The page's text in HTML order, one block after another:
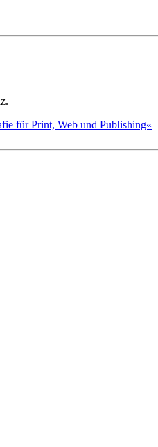
für Print, Web und Publishing«